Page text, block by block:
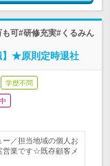
可#研修充実#くるみん
】★原則定時退社
学歴不問
／担当地域の個人お
営業です☆既存顧客メ